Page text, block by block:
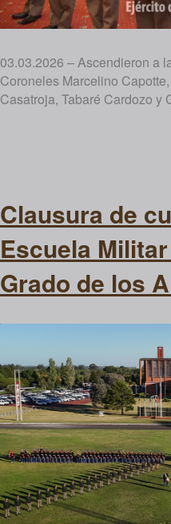
03.03.2026 – Ascendieron a
Coroneles Marcelino
Casatroja, Tabaré Cardozo y
Clausura de
Escuela
Grado de los